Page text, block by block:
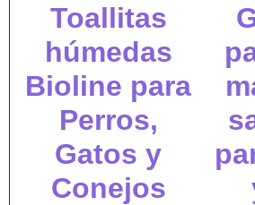
Toallitas
húmedas
Bioline para
Perros,
Gatos y
Conejos